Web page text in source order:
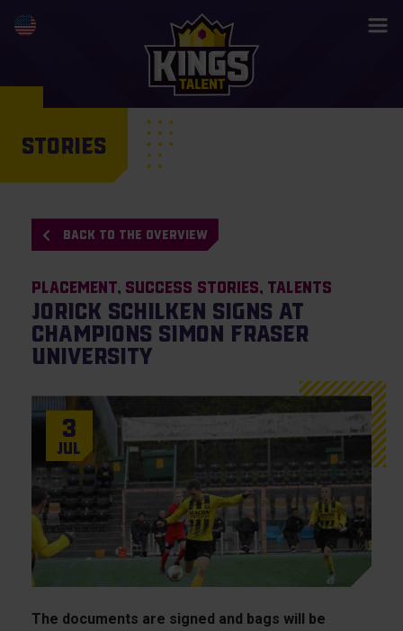
STORIES
BACK TO THE OVERVIEW
Placement Success Stories Talents
Jorick Schilken signs at
champions Simon Fraser
University
3
Jul
The documents are signed and bags will be